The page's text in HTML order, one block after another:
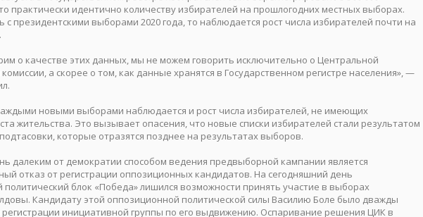
практически идентично количеству избирателей на прошлогодних местных выборах.
с президентскими выборами 2020 года, то наблюдается рост числа избирателей почти на
о качестве этих данных, мы не можем говорить исключительно о Центральной
а скорее о том, как данные хранятся в Государственном регистре населения», —
новыми выборами наблюдается и рост числа избирателей, не имеющих
жительства. Это вызывает опасения, что новые списки избирателей стали результатом
которые отразятся позднее на результатах выборов.
далеким от демократии способом ведения предвыборной кампании является
отказ от регистрации оппозиционных кандидатов. На сегодняшний день
блок «Победа» лишился возможности принять участие в выборах
Кандидату этой оппозиционной политической силы Василию Боле было дважды
инициативной группы по его выдвижению. Оспаривание решения ЦИК в